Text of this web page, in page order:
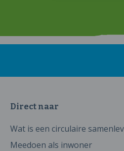
Direct naar
Wat is een circulaire
Meedoen als inwoner